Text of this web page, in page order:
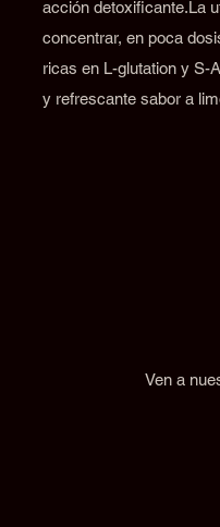
Ven a
acción detoxificante.La
concentrar, en poca
ricas en L-glutation y S-
y refrescante sabor a